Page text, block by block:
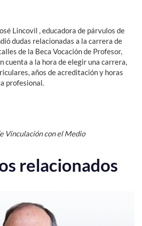
Lincovil , educadora de párvulos de
dudas relacionadas a la carrera de
de la Beca Vocación de Profesor,
cuenta a la hora de elegir una carrera,
años de acreditación y horas
profesional.
Vinculación con el Medio
relacionados